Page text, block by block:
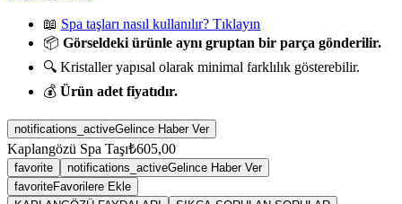
📖 Spa taşları nasıl kullanılır? Tıklayın
📦 Görseldeki ürünle aynı gruptan bir parça gönderilir.
🔍 Kristaller yapısal olarak minimal farklılık gösterebilir.
💰 Ürün adet fiyatıdır.
notifications_activeGelince Haber Ver
Kaplangözü Spa Taşı₺605,00
favorite notifications_activeGelince Haber Ver
favoriteFavorilere Ekle